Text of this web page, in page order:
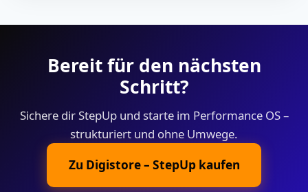
Bereit für den nächsten
Schritt?
Sichere dir StepUp und starte im Performance OS –
strukturiert und ohne Umwege.
Zu Digistore – StepUp kaufen